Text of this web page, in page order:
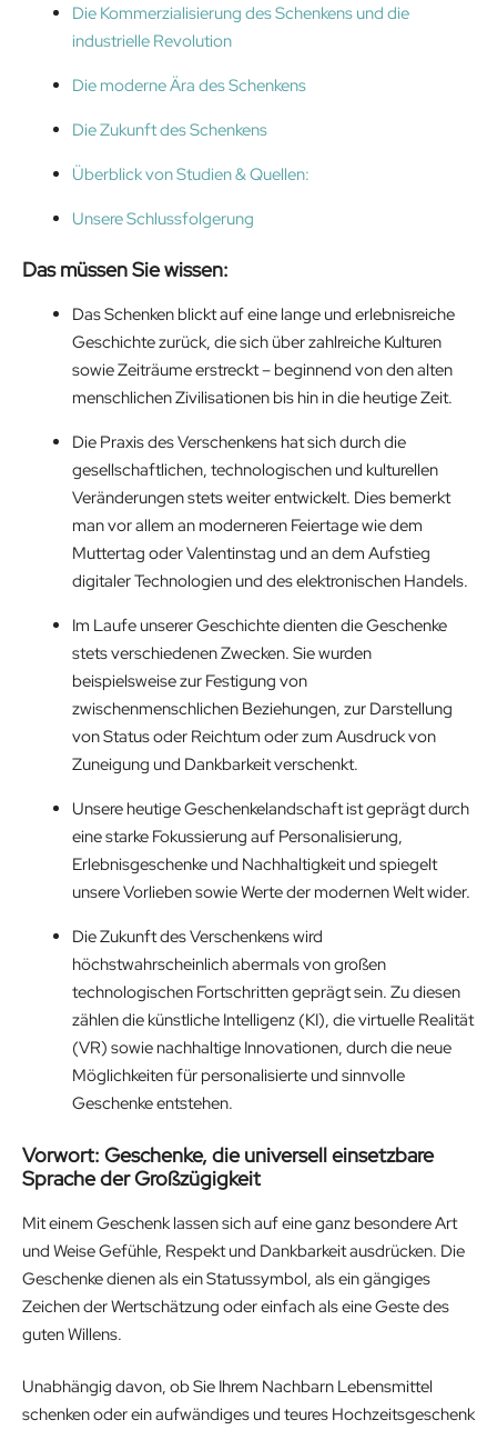
Die Kommerzialisierung des Schenkens und die
industrielle Revolution
Die moderne Ära des Schenkens
Die Zukunft des Schenkens
Überblick von Studien & Quellen:
Unsere Schlussfolgerung
Das müssen Sie wissen:
Das Schenken blickt auf eine lange und erlebnisreiche
Geschichte zurück, die sich über zahlreiche Kulturen
sowie Zeiträume erstreckt – beginnend von den alten
menschlichen Zivilisationen bis hin in die heutige Zeit.
Die Praxis des Verschenkens hat sich durch die
gesellschaftlichen, technologischen und kulturellen
Veränderungen stets weiter entwickelt. Dies bemerkt
man vor allem an moderneren Feiertage wie dem
Muttertag oder Valentinstag und an dem Aufstieg
digitaler Technologien und des elektronischen Handels.
Im Laufe unserer Geschichte dienten die Geschenke
stets verschiedenen Zwecken. Sie wurden
beispielsweise zur Festigung von
zwischenmenschlichen Beziehungen, zur Darstellung
von Status oder Reichtum oder zum Ausdruck von
Zuneigung und Dankbarkeit verschenkt.
Unsere heutige Geschenkelandschaft ist geprägt durch
eine starke Fokussierung auf Personalisierung,
Erlebnisgeschenke und Nachhaltigkeit und spiegelt
unsere Vorlieben sowie Werte der modernen Welt wider.
Die Zukunft des Verschenkens wird
höchstwahrscheinlich abermals von großen
technologischen Fortschritten geprägt sein. Zu diesen
zählen die künstliche Intelligenz (KI), die virtuelle Realität
(VR) sowie nachhaltige Innovationen, durch die neue
Möglichkeiten für personalisierte und sinnvolle
Geschenke entstehen.
Vorwort: Geschenke, die universell einsetzbare
Sprache der Großzügigkeit
Mit einem Geschenk lassen sich auf eine ganz besondere Art
und Weise Gefühle, Respekt und Dankbarkeit ausdrücken. Die
Geschenke dienen als ein Statussymbol, als ein gängiges
Zeichen der Wertschätzung oder einfach als eine Geste des
guten Willens.
Unabhängig davon, ob Sie Ihrem Nachbarn Lebensmittel
schenken oder ein aufwändiges und teures Hochzeitsgeschenk